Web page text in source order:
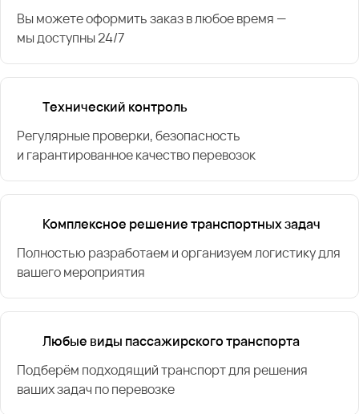
Вы можете оформить заказ в любое время —
мы доступны 24/7
Технический контроль
Регулярные проверки, безопасность
и гарантированное качество перевозок
Комплексное решение транспортных задач
Полностью разработаем и организуем логистику для
вашего мероприятия
Любые виды пассажирского транспорта
Подберём подходящий транспорт для решения
ваших задач по перевозке